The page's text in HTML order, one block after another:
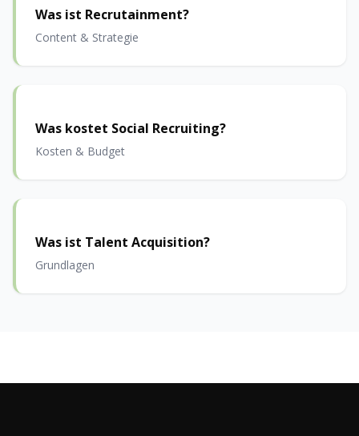
Was ist Recrutainment?
Content & Strategie
Was kostet Social Recruiting?
Kosten & Budget
Was ist Talent Acquisition?
Grundlagen